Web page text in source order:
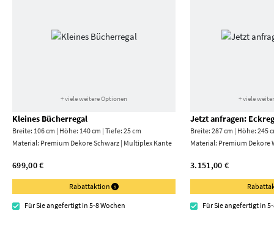
+ viele weitere Optionen
Kleines Bücherregal
Breite: 106 cm | Höhe: 140 cm | Tiefe: 25 cm
Material: Premium Dekore Schwarz | Multiplex Kante
699,00 €
Rabattaktion
Für Sie angefertigt in 5-8 Wochen
+ viele
Jetzt anfragen:
Breite: 287 cm | Höhe: 245
Material: Premium Dekore
3.151,00 €
Für Sie angefertigt in